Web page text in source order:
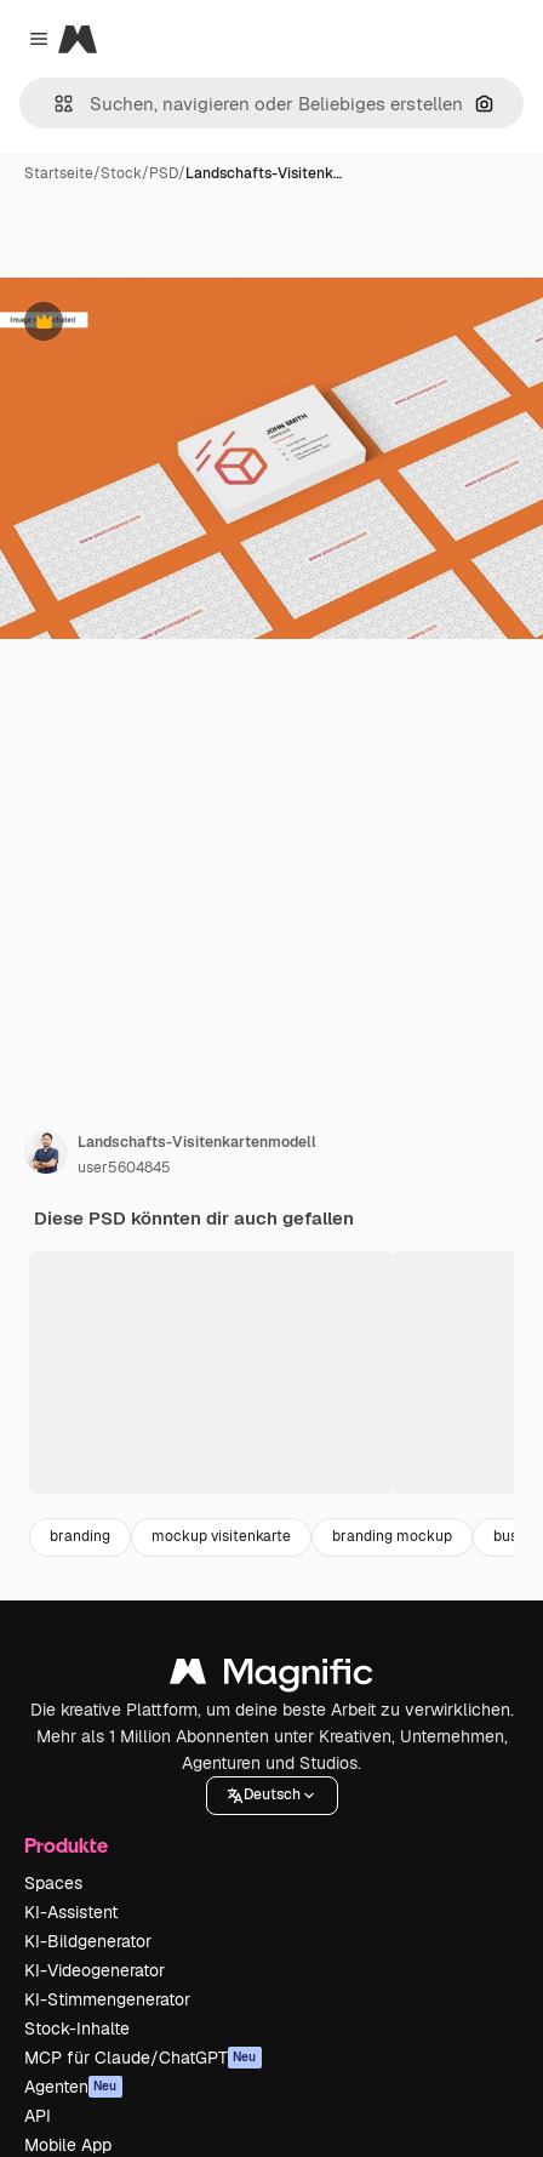
Close menu
Magnific
Nach
Startseite/Stock/PSD/Landschafts-Visitenk…
Premium
Landschafts-Visitenkartenmodell
user5604845
Diese PSD könnten dir auch gefallen
branding mockup visitenkarte branding mockup
Die kreative Plattform, um deine beste Arbeit zu verwirklichen.
Mehr als 1 Million Abonnenten unter Kreativen, Unternehmen,
Agenturen und Studios.
Deutsch
Produkte
Spaces
KI-Assistent
KI-Bildgenerator
KI-Videogenerator
KI-Stimmengenerator
Stock-Inhalte
MCP für Claude/ChatGPT Neu
Agenten Neu
API
Mobile App